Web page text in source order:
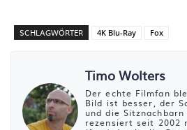
SCHLAGWÖRTER 4K Blu-Ray Fox
Timo Wolters
Der echte Filmfan
Bild ist besser, der
und die
rezensiert seit 2002